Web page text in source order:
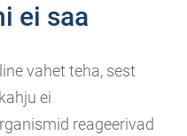
ei saa
vahet teha, sest
ei
reageerivad